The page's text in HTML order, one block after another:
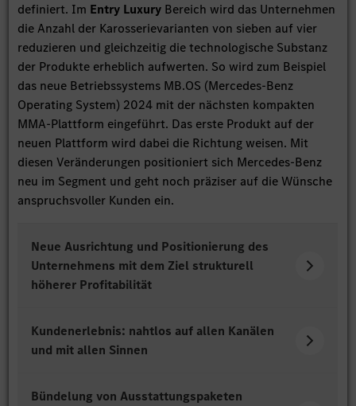
definiert. Im Entry Luxury Bereich wird das Unternehmen
die Anzahl der Karosserievarianten von sieben auf vier
reduzieren und gleichzeitig die technologische Substanz
der Produkte erheblich aufwerten. So wird zum Beispiel
das neue Betriebssystems MB.OS (Mercedes-Benz
Operating System) 2024 mit der nächsten kompakten
MMA-Plattform eingeführt. Das erste Produkt auf der
neuen Plattform wird dabei die Richtung weisen. Mit
diesen Veränderungen positioniert sich Mercedes-Benz
neu im Segment und geht noch präziser auf die Wünsche
anspruchsvoller Kunden ein.
Neue Ausrichtung und Positionierung des
Unternehmens mit dem Ziel strukturell
höherer Profitabilität
Kundenerlebnis: nahtlos auf allen Kanälen
und mit allen Sinnen
Bündelung von Ausstattungspaketen